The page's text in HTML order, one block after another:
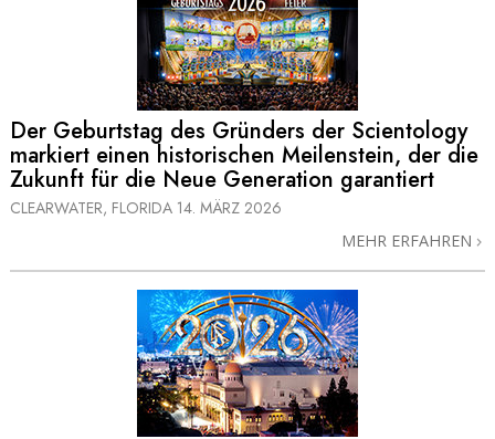
Der Geburtstag des Gründers der Scientology
markiert einen historischen Meilenstein, der die
Zukunft für die Neue Generation garantiert
CLEARWATER, FLORIDA 14. MÄRZ 2026
MEHR ERFAHREN